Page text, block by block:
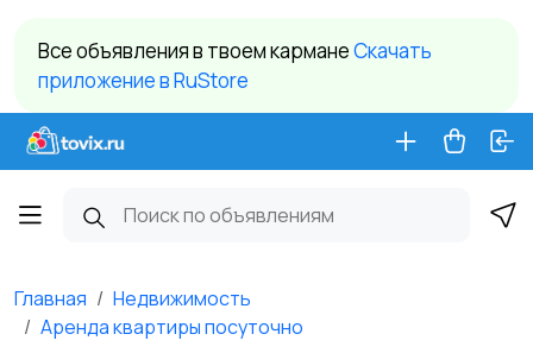
Все объявления в твоем карманеCкачать
приложение в RuStore
Главная
Недвижимость
Аренда квартиры посуточно